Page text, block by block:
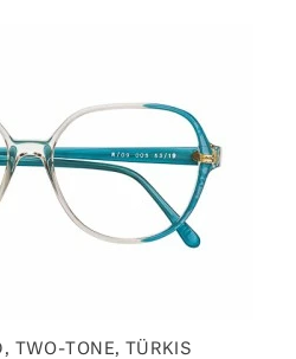
TWO-TONE, TÜRKIS